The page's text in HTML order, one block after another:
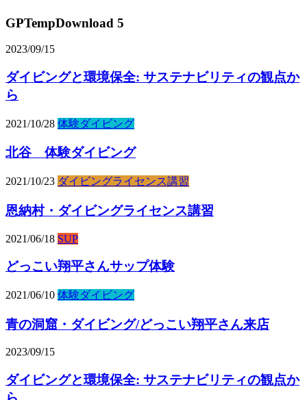
GPTempDownload 5
2023/09/15
ダイビングと環境保全: サステナビリティの観点か
ら
2021/10/28 体験ダイビング
北谷 体験ダイビング
2021/10/23 ダイビングライセンス講習
恩納村・ダイビングライセンス講習
2021/06/18 SUP
どっこい翔平さんサップ体験
2021/06/10 体験ダイビング
青の洞窟・ダイビング/どっこい翔平さん来店
2023/09/15
ダイビングと環境保全: サステナビリティの観点か